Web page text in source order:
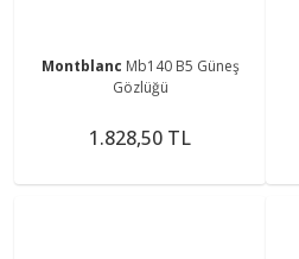
Montblanc Mb140 B5 Güneş
Gözlüğü
1.828,50 TL